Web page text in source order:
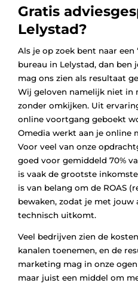
Gratis
Lelystad?
Als je op zoek bent naar
bureau in Lelystad, dan ben
mag ons zien als resultaat
Wij geloven namelijk niet in
zonder omkijken. Uit
online voortgang geboekt
Omedia werkt aan je online
Voor veel van onze
goed voor gemiddeld 70%
is vaak de grootste
is van belang om de ROAS
bewaken, zodat je met jouw
technisch uitkomt.
Veel bedrijven zien de
kanalen toenemen, en de
marketing mag in onze
maar juist een middel om